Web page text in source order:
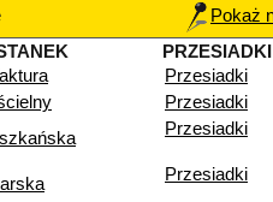
Pokaż
PRZESIADKI
Przesiadki
Przesiadki
Przesiadki
Przesiadki